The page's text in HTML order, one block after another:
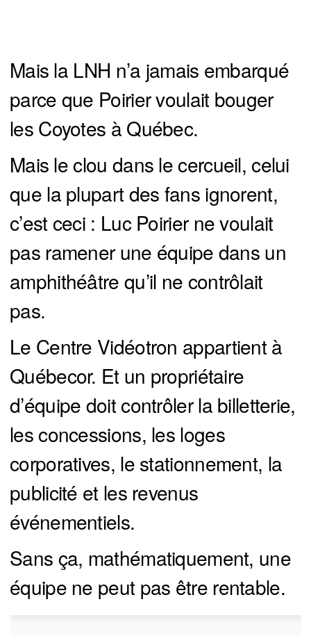
Mais la LNH n’a jamais embarqué
parce que Poirier voulait bouger
les Coyotes à Québec.
Mais le clou dans le cercueil, celui
que la plupart des fans ignorent,
c’est ceci : Luc Poirier ne voulait
pas ramener une équipe dans un
amphithéâtre qu’il ne contrôlait
pas.
Le Centre Vidéotron appartient à
Québecor. Et un propriétaire
d’équipe doit contrôler la billetterie,
les concessions, les loges
corporatives, le stationnement, la
publicité et les revenus
événementiels.
Sans ça, mathématiquement, une
équipe ne peut pas être rentable.